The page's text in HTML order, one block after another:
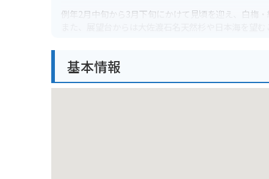
例年2月中旬から3月下旬にかけて見頃を迎え、白梅
また、展望台からは大佐渡石名天然杉や日本海を望
バイクでお越しの方は、公園入口付近に広い駐車場が
基本情報